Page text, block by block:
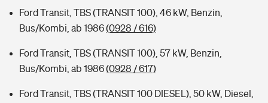
Ford Transit, TBS (TRANSIT 100), 46 kW, Benzin,
Bus/Kombi, ab 1986(0928 / 616)
Ford Transit, TBS (TRANSIT 100), 57 kW, Benzin,
Bus/Kombi, ab 1986(0928 / 617)
Ford Transit, TBS (TRANSIT 100 DIESEL), 50 kW, Diesel,